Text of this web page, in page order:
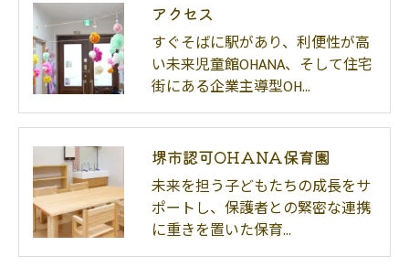
アクセス
すぐそばに駅があり、利便性が高
い未来児童館OHANA、そして住宅
街にある企業主導型OH…
堺市認可OHANA保育園
未来を担う子どもたちの成長をサ
ポートし、保護者との緊密な連携
に重きを置いた保育…